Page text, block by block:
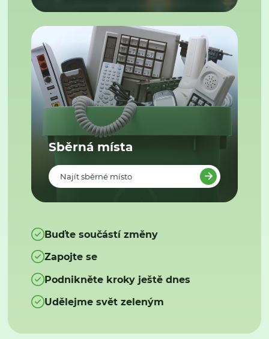
Sběrná místa
Najít sběrné místo
Buďte součástí změny
Zapojte se
Podnikněte kroky ještě dnes
Udělejme svět zeleným